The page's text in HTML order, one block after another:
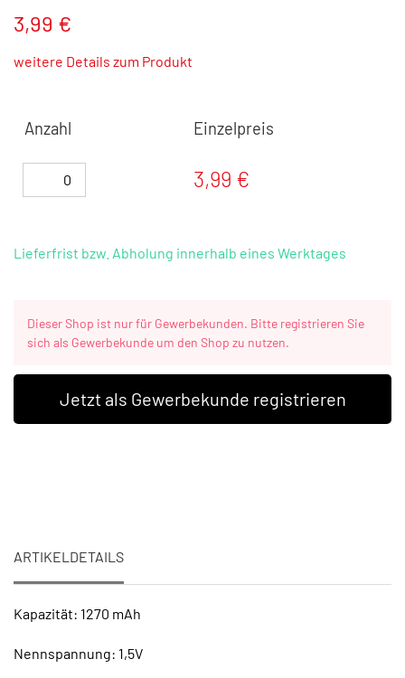
3,99 €
weitere Details zum Produkt
Anzahl Einzelpreis
3,99 €
Lieferfrist bzw. Abholung innerhalb eines Werktages
Dieser Shop ist nur für Gewerbekunden. Bitte registrieren Sie
sich als Gewerbekunde um den Shop zu nutzen.
Jetzt als Gewerbekunde registrieren
ARTIKELDETAILS
Kapazität: 1270 mAh
Nennspannung: 1,5V